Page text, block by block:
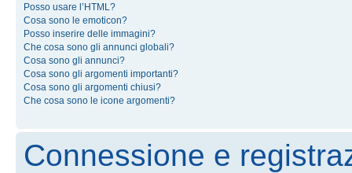
Posso usare l’HTML?
Cosa sono le emoticon?
Posso inserire delle immagini?
Che cosa sono gli annunci globali?
Cosa sono gli annunci?
Cosa sono gli argomenti importanti?
Cosa sono gli argomenti chiusi?
Che cosa sono le icone argomenti?
Connessione e